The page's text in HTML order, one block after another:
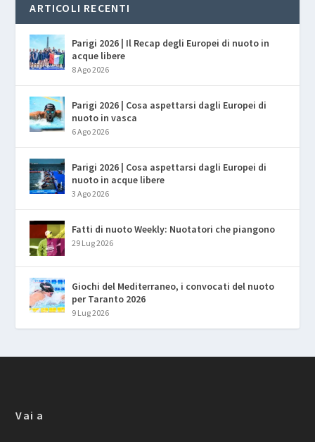
ARTICOLI RECENTI
Parigi 2026 | Il Recap degli Europei di nuoto in
acque libere
8 Ago 2026
Parigi 2026 | Cosa aspettarsi dagli Europei di
nuoto in vasca
6 Ago 2026
Parigi 2026 | Cosa aspettarsi dagli Europei di
nuoto in acque libere
3 Ago 2026
Fatti di nuoto Weekly: Nuotatori che piangono
29 Lug 2026
Giochi del Mediterraneo, i convocati del nuoto
per Taranto 2026
9 Lug 2026
Vai a